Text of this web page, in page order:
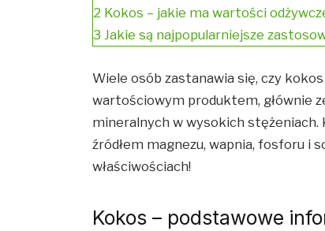
2 Kokos – jakie ma wartości
3 Jakie są najpopularniejsze
Wiele osób zastanawia się, czy
wartościowym produktem, głównie
mineralnych w wysokich stężeniach.
źródłem magnezu, wapnia, fosforu i
właściwościach!
Kokos – podstawowe